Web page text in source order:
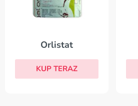
Orlistat
KUP TERAZ